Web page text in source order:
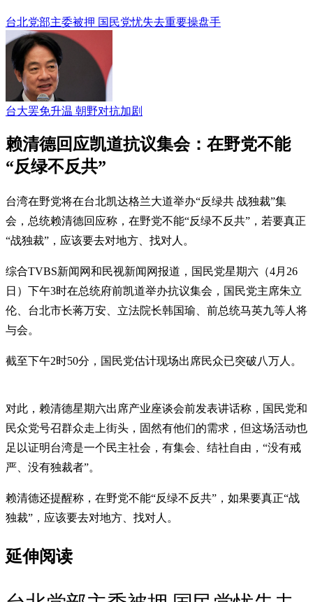
台北党部主委被押 国民党忧失去重要操盘手
台大罢免升温 朝野对抗加剧
赖清德回应凯道抗议集会：在野党不能
“反绿不反共”
台湾在野党将在台北凯达格兰大道举办“反绿共 战独裁”集
会，总统赖清德回应称，在野党不能“反绿不反共”，若要真正
“战独裁”，应该要去对地方、找对人。
综合TVBS新闻网和民视新闻网报道，国民党星期六（4月26
日）下午3时在总统府前凯道举办抗议集会，国民党主席朱立
伦、台北市长蒋万安、立法院长韩国瑜、前总统马英九等人将
与会。
截至下午2时50分，国民党估计现场出席民众已突破八万人。
对此，赖清德星期六出席产业座谈会前发表讲话称，国民党和
民众党号召群众走上街头，固然有他们的需求，但这场活动也
足以证明台湾是一个民主社会，有集会、结社自由，“没有戒
严、没有独裁者”。
赖清德还提醒称，在野党不能“反绿不反共”，如果要真正“战
独裁”，应该要去对地方、找对人。
延伸阅读